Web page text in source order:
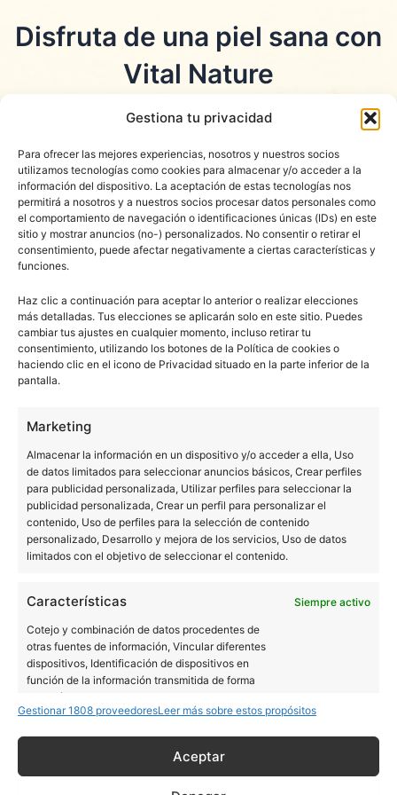
Gestiona tu privacidad
Para ofrecer las mejores experiencias, nosotros y nuestros socios
utilizamos tecnologías como cookies para almacenar y/o acceder a la
información del dispositivo. La aceptación de estas tecnologías nos
permitirá a nosotros y a nuestros socios procesar datos personales como
el comportamiento de navegación o identificaciones únicas (IDs) en este
sitio y mostrar anuncios (no-) personalizados. No consentir o retirar el
consentimiento, puede afectar negativamente a ciertas características y
funciones.
Haz clic a continuación para aceptar lo anterior o realizar elecciones
más detalladas. Tus elecciones se aplicarán solo en este sitio. Puedes
cambiar tus ajustes en cualquier momento, incluso retirar tu
consentimiento, utilizando los botones de la Política de cookies o
haciendo clic en el icono de Privacidad situado en la parte inferior de la
pantalla.
Marketing
Almacenar la información en un dispositivo y/o acceder a ella, Uso
de datos limitados para seleccionar anuncios básicos, Crear perfiles
para publicidad personalizada, Utilizar perfiles para seleccionar la
publicidad personalizada, Crear un perfil para personalizar el
contenido, Uso de perfiles para la selección de contenido
personalizado, Desarrollo y mejora de los servicios, Uso de datos
limitados con el objetivo de seleccionar el contenido.
Características Siempre activo
Cotejo y combinación de datos procedentes de
otras fuentes de información, Vincular diferentes
dispositivos, Identificación de dispositivos en
función de la información transmitida de forma
automática.
Utilizar datos de localización geográfica precisa,
Identificar los dispositivos en función de la
Gestionar 1808 proveedoresLeer más sobre estos propósitos
Aceptar
contenido
Disfruta de una piel sana con
Vital Nature
¡Pide ahora Vital Nature por solo
y
consigue asistencia personalizada de forma
totalmente gratuita!
Un profesional del producto se pondrá en
contacto con usted para asesorarle sobre la
mejor forma de usarVital Naturey así
naturales.
Formulario de contacto no encontrado.